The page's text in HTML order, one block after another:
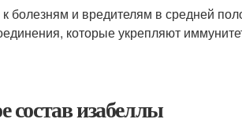
болезням и вредителям в средней
которые укрепляют
состав изабеллы